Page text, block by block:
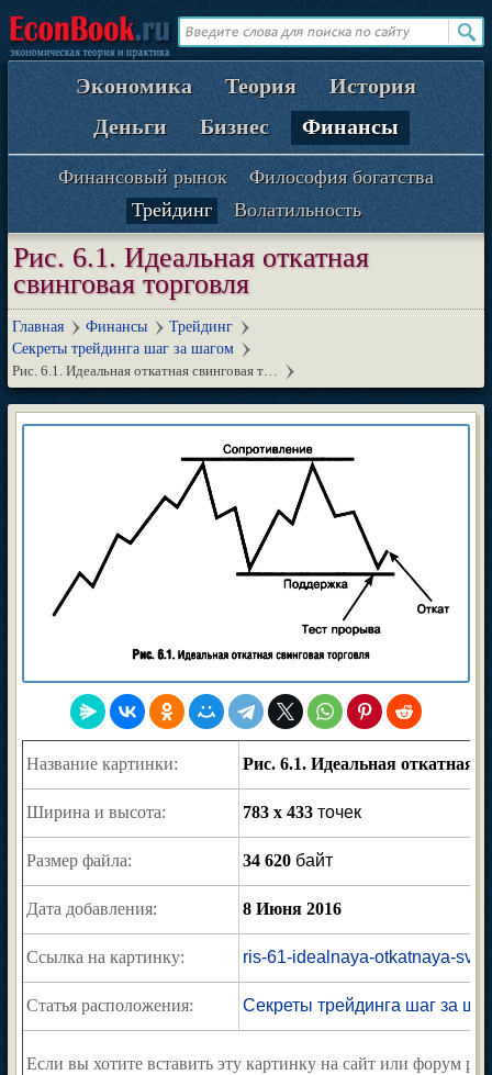
Экономика Теория
История
Деньги
Бизнес Финансы
Финансовый рынок
Философия богатства
Трейдинг
Волатильность
Рис. 6.1. Идеальная откатная
свинговая торговля
Главная Финансы
Трейдинг
Секреты трейдинга шаг за шагом
Рис. 6.1. Идеальная откатная свинговая т…
Название картинки: Рис. 6.1. Идеальная откатная
Ширина и высота: 783 x 433 точек
Размер файла: 34 620 байт
Дата добавления: 8 Июня 2016
Ссылка на картинку: ris-61-idealnaya-otkatnaya-
Статья расположения: Секреты трейдинга шаг за
Если вы хотите вставить эту картинку на сайт или форум